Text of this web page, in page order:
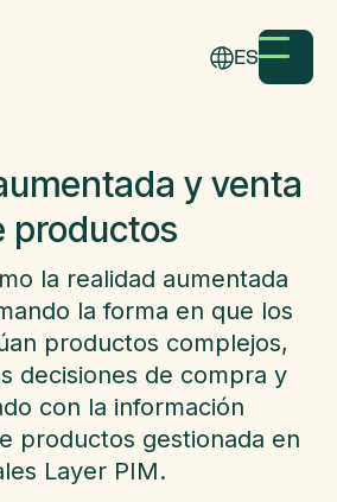
ES
y venta
productos
la realidad aumentada
la forma en que los
productos complejos,
decisiones de compra y
con la información
productos gestionada en
Layer PIM.